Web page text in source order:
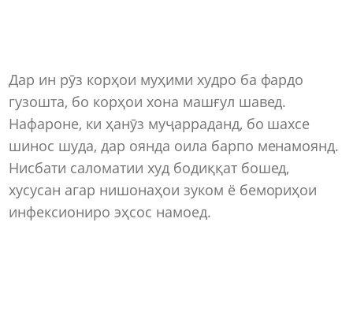
Дар ин рӯз корҳои муҳими худро ба фардо
гузошта, бо корҳои хона машғул шавед.
Нафароне, ки ҳанӯз муҷарраданд, бо шахсе
шинос шуда, дар оянда оила барпо менамоянд.
Нисбати саломатии худ бодиққат бошед,
хусусан агар нишонаҳои зуком ё бемориҳои
инфексиониро эҳсос намоед.